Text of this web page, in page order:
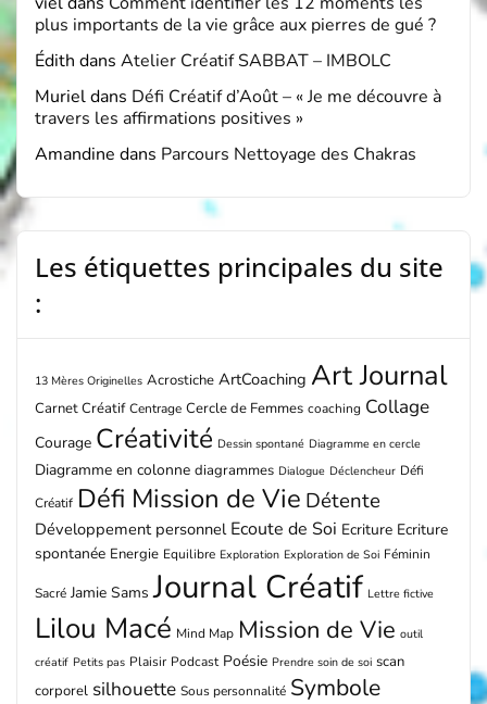
plus importants de la vie grâce aux pierres de gué ?
Édith dans Atelier Créatif SABBAT – IMBOLC
Murieldans Défi Créatif d’Août – « Je me découvre à
travers les affirmations positives »
Amandine dans Parcours Nettoyage des Chakras
Les étiquettes principales du site
:
13 Mères Originelles Acrostiche ArtCoaching Art Journal
Carnet Créatif Centrage Cercle de Femmes coaching Collage
Courage Créativité Dessin spontané Diagramme en cercle
Diagramme en colonne diagrammes Dialogue Déclencheur Défi
Créatif Défi Mission de Vie Détente
Développement personnel Ecoute de Soi Ecriture Ecriture
spontanée Energie Equilibre Exploration Exploration de Soi Féminin
Sacré Jamie Sams Journal Créatif Lettre fictive
Lilou Macé Mind Map Mission de Vie outil
créatif Petits pas Plaisir Podcast Poésie Prendre soin de soi scan
corporel silhouette Sous personnalité Symbole